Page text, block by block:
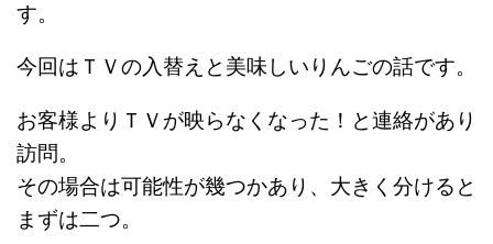
す。
今回はＴＶの入替えと美味しいりんごの話です。
お客様よりＴＶが映らなくなった！と連絡があり
訪問。
その場合は可能性が幾つかあり、大きく分けると
まずは二つ。